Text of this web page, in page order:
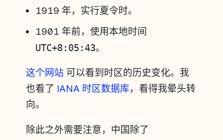
1919 年，实行夏令时。
1901 年前，使用本地时间
UTC+8:05:43。
这个网站 可以看到时区的历史变化。我
也看了 IANA 时区数据库，看得我晕头转
向。
除此之外需要注意，中国除了